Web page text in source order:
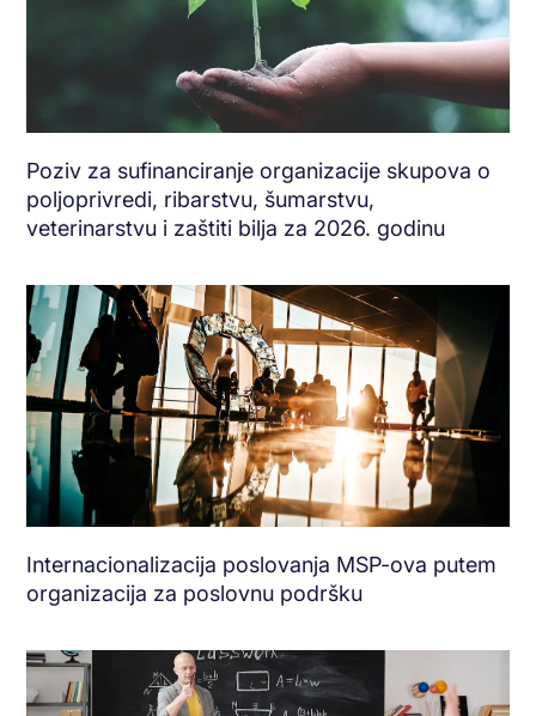
Poziv za sufinanciranje organizacije skupova o
poljoprivredi, ribarstvu, šumarstvu,
veterinarstvu i zaštiti bilja za 2026. godinu
Internacionalizacija poslovanja MSP-ova putem
organizacija za poslovnu podršku